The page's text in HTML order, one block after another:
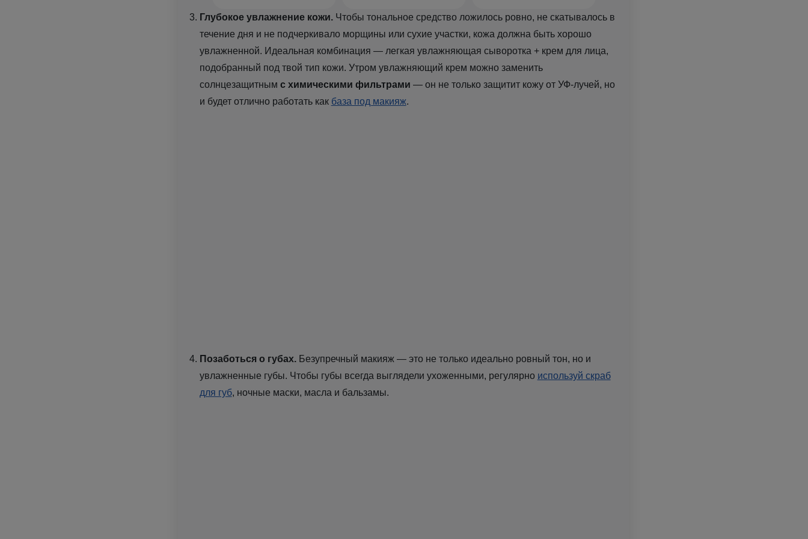
Глубокое увлажнение кожи. Чтобы тональное средство ложилось ровно, не скатывалось в
течение дня и не подчеркивало морщины или сухие участки, кожа должна быть хорошо
увлажненной. Идеальная комбинация — легкая увлажняющая сыворотка + крем для лица,
подобранный под твой тип кожи. Утром увлажняющий крем можно заменить
солнцезащитным с химическими фильтрами — он не только защитит кожу от УФ-лучей, но
и будет отлично работать как база под макияж.
Позаботься о губах.Безупречный макияж — это не только идеально ровный тон, но и
увлажненные губы. Чтобы губы всегда выглядели ухоженными, регулярно используй скраб
для губ, ночные маски, масла и бальзамы.